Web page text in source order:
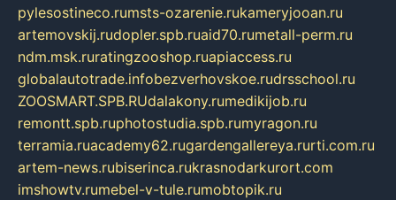
pylesostineco.rumsts-ozarenie.rukameryjooan.ru
artemovskij.rudopler.spb.ruaid70.rumetall-perm.ru
ndm.msk.ruratingzooshop.ruapiaccess.ru
globalautotrade.infobezverhovskoe.rudrsschool.ru
ZOOSMART.SPB.RUdalakony.rumedikijob.ru
remontt.spb.ruphotostudia.spb.rumyragon.ru
terramia.ruacademy62.rugardengallereya.rurti.com.ru
artem-news.rubiserinca.rukrasnodarkurort.com
imshowtv.rumebel-v-tule.rumobtopik.ru